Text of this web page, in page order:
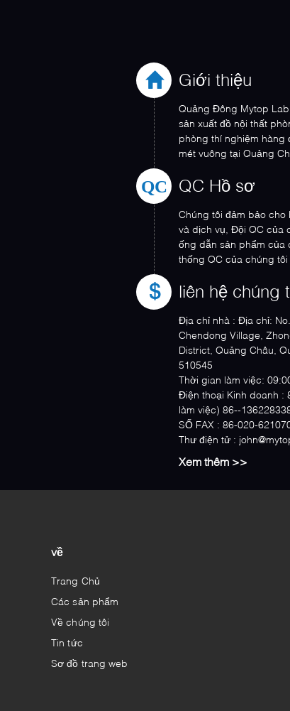
Giới thiệu
Quảng Đông Mytop
sản xuất đồ nội thất
phòng thí nghiệm hàng
mét vuông tại Quảng
QC QC Hồ sơ
Chúng tôi đảm bảo
và dịch vụ, Đội QC của
ống dẫn sản phẩm của
thống QC của chúng
liên hệ chúng
Địa chỉ nhà : Địa chỉ:
Chendong Village,
District, Quảng Châu,
510545
Thời gian làm việc:
Điện thoại Kinh doanh :
làm việc) 86--
SỐ FAX : 86-020-
Thư điện tử :
Xem thêm >>
về
Trang Chủ
Các sản phẩm
Về chúng tôi
Tin tức
Sơ đồ trang web